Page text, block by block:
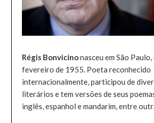
Régis Bonvicinonasceu em São
fevereiro de 1955. Poeta reconhecido
internacionalmente, participou de
literários e tem versões de seus
inglês, espanhol e mandarim, entre